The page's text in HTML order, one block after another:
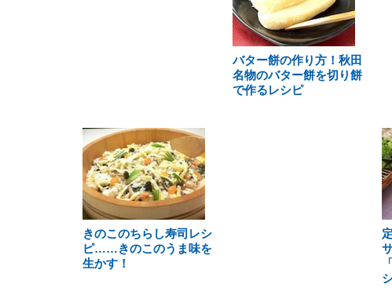
バター餅の作り方！秋田
名物のバター餅を切り餅
で作るレシピ
きのこのちらし寿司レシ
ピ……きのこのうま味を
生かす！